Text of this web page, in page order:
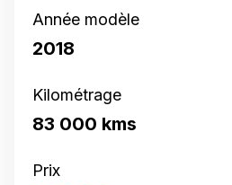
Année modèle
2018
Kilométrage
83 000 kms
Prix